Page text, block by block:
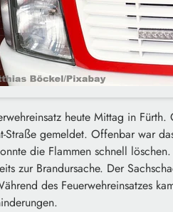
heute Mittag in
Straße gemeldet. Offenbar war
die Flammen schnell
zur Brandursache. Der
des Feuerwehreinsatzes